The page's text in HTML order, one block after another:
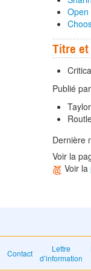
Open
Titre
Publié
Dernière
Voir la
Voir la
Contact
Lettre
d’information